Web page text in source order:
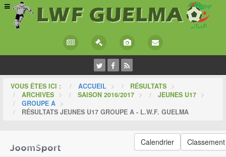
VOUS ÊTES ICI : ACCUEIL > RÉSULTATS >
ARCHIVES > SAISON 2016/2017 > JEUNES U17 >
GROUPE A >
RÉSULTATS JEUNES U17 GROUPE A - L.W.F. GUELMA
Calendrier Classement